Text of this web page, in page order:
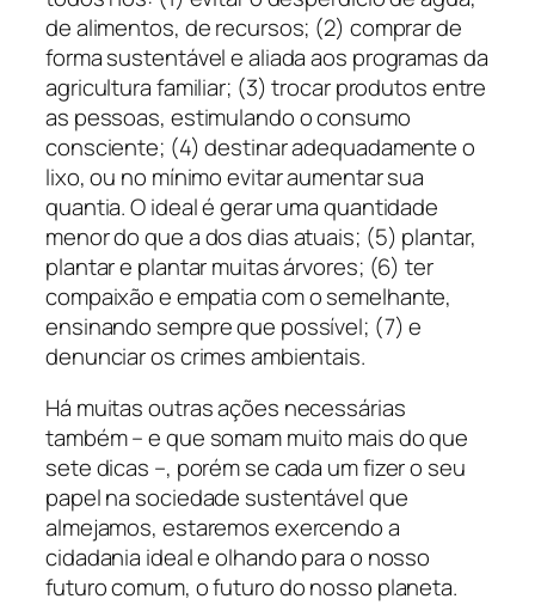
de alimentos, de recursos; (2) comprar de
forma sustentável e aliada aos programas da
agricultura familiar; (3) trocar produtos entre
as pessoas, estimulando o consumo
consciente; (4) destinar adequadamente o
lixo, ou no mínimo evitar aumentar sua
quantia. O ideal é gerar uma quantidade
menor do que a dos dias atuais; (5) plantar,
plantar e plantar muitas árvores; (6) ter
compaixão e empatia com o semelhante,
ensinando sempre que possível; (7) e
denunciar os crimes ambientais.
Há muitas outras ações necessárias
também – e que somam muito mais do que
sete dicas –, porém se cada um fizer o seu
papel na sociedade sustentável que
almejamos, estaremos exercendo a
cidadania ideal e olhando para o nosso
futuro comum, o futuro do nosso planeta.